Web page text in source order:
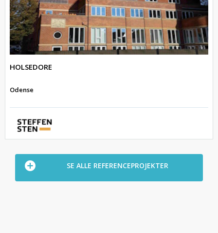
HOLSEDORE
Odense
SE ALLE REFERENCEPROJEKTER